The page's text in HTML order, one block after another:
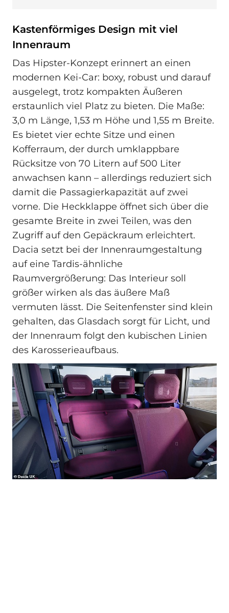
Kastenförmiges Design mit viel
Innenraum
Das Hipster-Konzept erinnert an einen
modernen Kei-Car: boxy, robust und darauf
ausgelegt, trotz kompakten Äußeren
erstaunlich viel Platz zu bieten. Die Maße:
3,0 m Länge, 1,53 m Höhe und 1,55 m Breite.
Es bietet vier echte Sitze und einen
Kofferraum, der durch umklappbare
Rücksitze von 70 Litern auf 500 Liter
anwachsen kann – allerdings reduziert sich
damit die Passagierkapazität auf zwei
vorne. Die Heckklappe öffnet sich über die
gesamte Breite in zwei Teilen, was den
Zugriff auf den Gepäckraum erleichtert.
Dacia setzt bei der Innenraumgestaltung
auf eine Tardis-ähnliche
Raumvergrößerung: Das Interieur soll
größer wirken als das äußere Maß
vermuten lässt. Die Seitenfenster sind klein
gehalten, das Glasdach sorgt für Licht, und
der Innenraum folgt den kubischen Linien
des Karosserieaufbaus.